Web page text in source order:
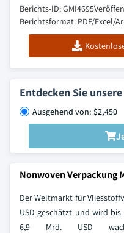
Berichts-ID: GMI4695
Berichtsformat: PDF/
Entdecken Sie
Ausgehend von: $2,450
Nonwoven Verpackung
Der Weltmarkt für
USD geschätzt und wird
6,9 Mrd. USD